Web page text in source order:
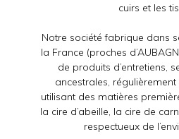
cuirs et les
Notre société fabrique dans
la France (proches
de produits d’entretiens,
ancestrales,
utilisant des matières
la cire d’abeille, la cire de
respectueux de